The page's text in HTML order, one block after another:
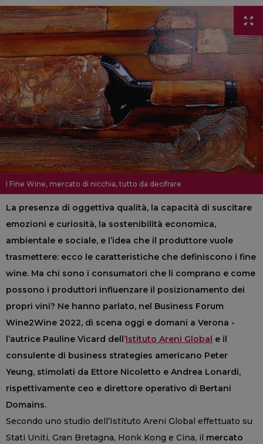
I Fine Wine, mercato di nicchia, tutto da decifrare
La presenza di oggettiva qualità, la capacità di suscitare
emozioni e curiosità, la sostenibilità economica,
ambientale e sociale, e l’idea che il produttore vuole
trasmettere: ecco le caratteristiche che definiscono i fine
wine. Ma chi sono i consumatori che li comprano e come
possono i produttori influenzare il posizionamento dei
propri vini? Ne hanno parlato, nel Business Forum
Wine2Wine 2022, di scena oggi e domani a Verona -
l’autrice Pauline Vicard dell’Istituto Areni Global e il
consulente di business strategies americano Peter
Yeung, stimolati da Ettore Nicoletto e Andrea Lonardi,
rispettivamente ceo e direttore operativo di Bertani
Domains.
Secondo uno studio dell’Istituto Areni Global effettuato su
Stati Uniti, Gran Bretagna, Honk Kong e Cina, il mercato